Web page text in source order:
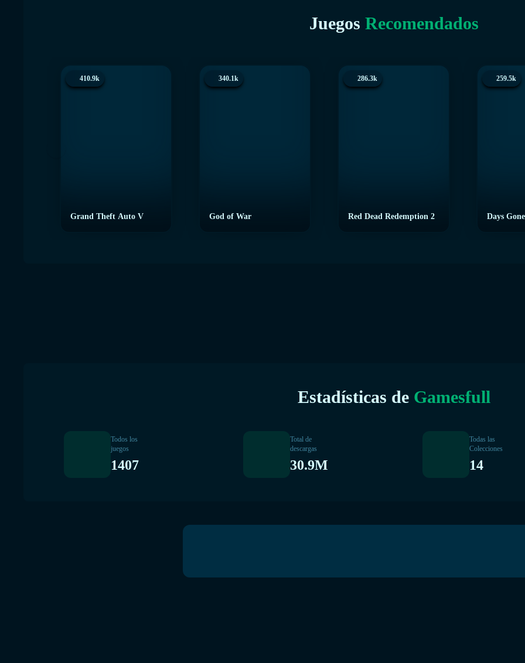
Juegos Recomendados
410.9k
Grand Theft Auto V
340.1k
God of War
286.3k
Red Dead Redemption 2
259.5k
Days
Estadísticas de Gamesfull
Todos los
juegos
1407
Total de
descargas
30.9M
Todas las
Colecciones
14